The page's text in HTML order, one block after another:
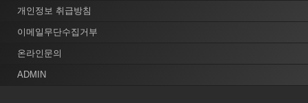
개인정보 취급방침
이메일무단수집거부
온라인문의
ADMIN